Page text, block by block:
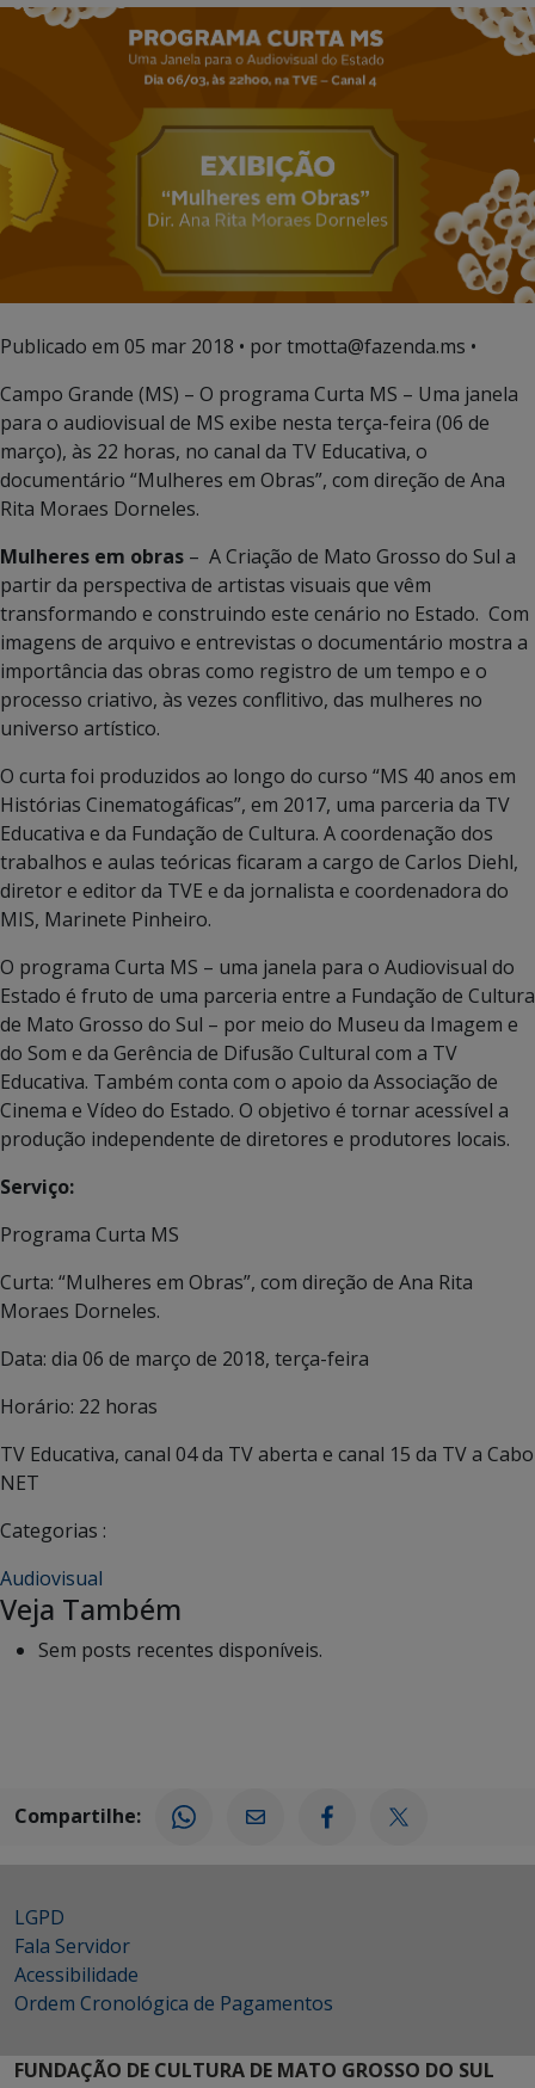
Publicado em 05 mar 2018 • por tmotta@fazenda.ms •
Campo Grande (MS) – O programa Curta MS – Uma janela
para o audiovisual de MS exibe nesta terça-feira (06 de
março), às 22 horas, no canal da TV Educativa, o
documentário “Mulheres em Obras”, com direção de Ana
Rita Moraes Dorneles.
Mulheres em obras – A Criação de Mato Grosso do Sul a
partir da perspectiva de artistas visuais que vêm
transformando e construindo este cenário no Estado. Com
imagens de arquivo e entrevistas o documentário mostra a
importância das obras como registro de um tempo e o
processo criativo, às vezes conflitivo, das mulheres no
universo artístico.
O curta foi produzidos ao longo do curso “MS 40 anos em
Histórias Cinematogáficas”, em 2017, uma parceria da TV
Educativa e da Fundação de Cultura. A coordenação dos
trabalhos e aulas teóricas ficaram a cargo de Carlos Diehl,
diretor e editor da TVE e da jornalista e coordenadora do
MIS, Marinete Pinheiro.
O programa Curta MS – uma janela para o Audiovisual do
Estado é fruto de uma parceria entre a Fundação de Cultura
de Mato Grosso do Sul – por meio do Museu da Imagem e
do Som e da Gerência de Difusão Cultural com a TV
Educativa. Também conta com o apoio da Associação de
Cinema e Vídeo do Estado. O objetivo é tornar acessível a
produção independente de diretores e produtores locais.
Serviço:
Programa Curta MS
Curta: “Mulheres em Obras”, com direção de Ana Rita
Moraes Dorneles.
Data: dia 06 de março de 2018, terça-feira
Horário: 22 horas
TV Educativa, canal 04 da TV aberta e canal 15 da TV a Cabo
NET
Categorias :
Audiovisual
Veja Também
Sem posts recentes disponíveis.
Compartilhe:
LGPD
Fala Servidor
Acessibilidade
Ordem Cronológica de Pagamentos
FUNDAÇÃO DE CULTURA DE MATO GROSSO DO SUL